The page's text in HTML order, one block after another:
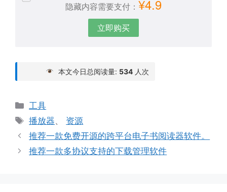
隐藏内容需要支付： ¥4.9
立即购买
本文今日总阅读量: 534人次
分
类
工具
标
签
播放器、 资源
推荐一款免费开源的跨平台电子书阅读器软件。
推荐一款多协议支持的下载管理软件